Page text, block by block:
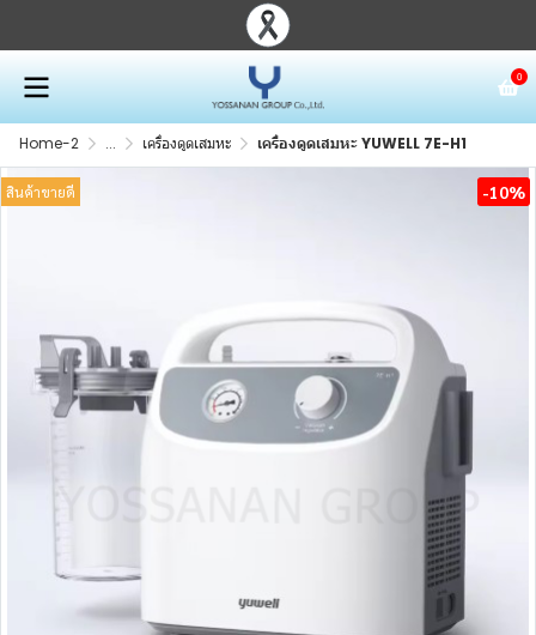
0
Home-2 ... เครื่องดูดเสมหะ เครื่องดูดเสมหะ YUWELL 7E-H1
สินค้าขายดี -10%